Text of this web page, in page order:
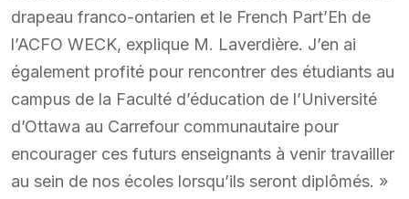
drapeau franco-ontarien et le French Part’Eh de
l’ACFO WECK, explique M. Laverdière. J’en ai
également profité pour rencontrer des étudiants au
campus de la Faculté d’éducation de l’Université
d’Ottawa au Carrefour communautaire pour
encourager ces futurs enseignants à venir travailler
au sein de nos écoles lorsqu’ils seront diplômés. »